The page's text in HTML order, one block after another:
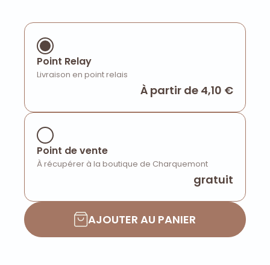
Point Relay
Livraison en point relais
À partir de 4,10 €
Point de vente
À récupérer à la boutique de Charquemont
gratuit
AJOUTER AU PANIER